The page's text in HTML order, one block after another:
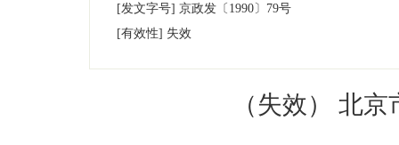
[发文字号] 京政发 〔1990〕 79号
[有效性] 失效
（失效） 北